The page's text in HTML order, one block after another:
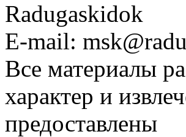
Radugaskidok
E-mail:
Все материалы
характер и
предоставлены